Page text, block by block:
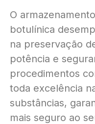
O
botulínica
na preservação
potência e
procedimentos
toda excelência
substâncias,
mais seguro ao